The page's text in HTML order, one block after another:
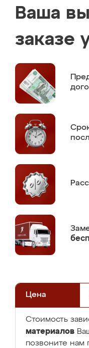
Ваша
заказе
Цена
Стоимость
материалов
позвоните нам